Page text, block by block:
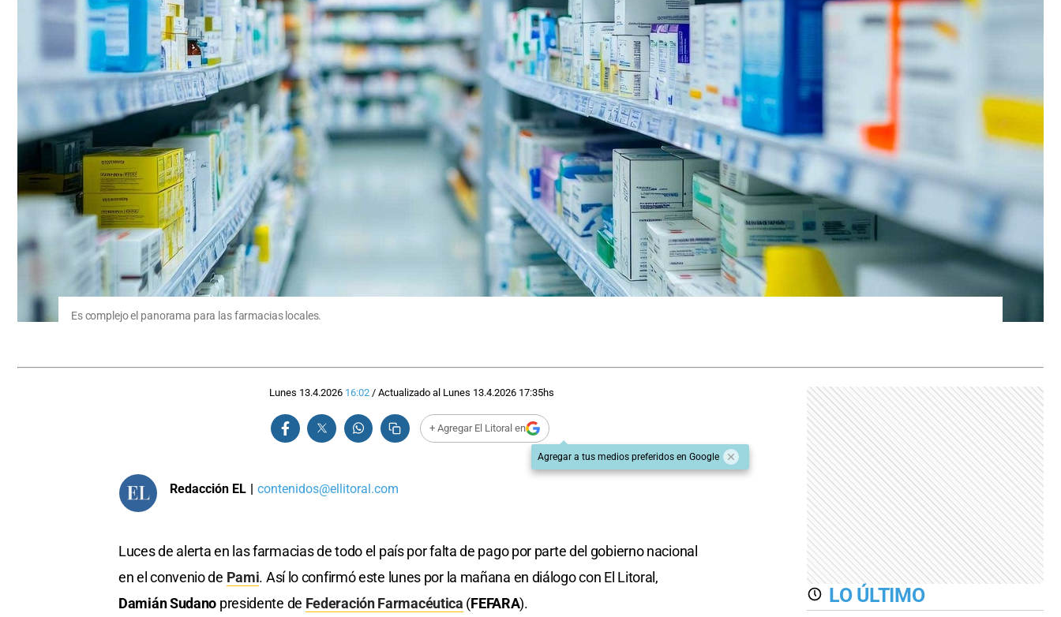
Es complejo el panorama para las farmacias locales.
Lunes 13.4.2026 16:02/ Actualizado al Lunes 13.4.2026 17:35hs
+ Agregar El Litoral en
Agregar a tus medios preferidos en Google
Redacción EL | contenidos@ellitoral.com
Luces de alerta en las farmacias de todo el país por falta de pago por parte del gobierno nacional
en el convenio de Pami. Así lo confirmó este lunes por la mañana en diálogo con El Litoral,
Damián Sudano presidente de Federación Farmacéutica (FEFARA). LO ÚLTIMO